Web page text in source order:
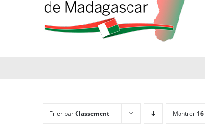
Trier parClassement Montrer